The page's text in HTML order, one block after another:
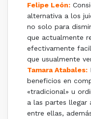
Felipe León:
alternativa a los
no solo para
que actualmente
efectivamente
que usualmente
Tamara Atabales:
beneficios en
«tradicional» u
a las partes llegar
entre ellas,